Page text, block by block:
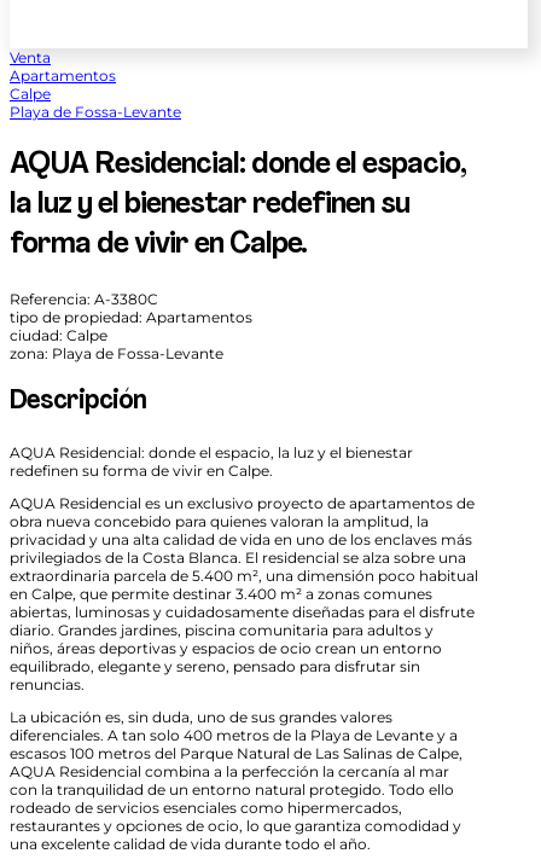
Venta
Apartamentos
Calpe
Playa de Fossa-Levante
AQUA Residencial: donde el espacio,
la luz y el bienestar redefinen su
forma de vivir en Calpe.
Referencia: A-3380C
tipo de propiedad: Apartamentos
ciudad: Calpe
zona: Playa de Fossa-Levante
Descripción
AQUA Residencial: donde el espacio, la luz y el bienestar
redefinen su forma de vivir en Calpe.
AQUA Residencial es un exclusivo proyecto de apartamentos de
obra nueva concebido para quienes valoran la amplitud, la
privacidad y una alta calidad de vida en uno de los enclaves más
privilegiados de la Costa Blanca. El residencial se alza sobre una
extraordinaria parcela de 5.400 m², una dimensión poco habitual
en Calpe, que permite destinar 3.400 m² a zonas comunes
abiertas, luminosas y cuidadosamente diseñadas para el disfrute
diario. Grandes jardines, piscina comunitaria para adultos y
niños, áreas deportivas y espacios de ocio crean un entorno
equilibrado, elegante y sereno, pensado para disfrutar sin
renuncias.
La ubicación es, sin duda, uno de sus grandes valores
diferenciales. A tan solo 400 metros de la Playa de Levante y a
escasos 100 metros del Parque Natural de Las Salinas de Calpe,
AQUA Residencial combina a la perfección la cercanía al mar
con la tranquilidad de un entorno natural protegido. Todo ello
rodeado de servicios esenciales como hipermercados,
restaurantes y opciones de ocio, lo que garantiza comodidad y
una excelente calidad de vida durante todo el año.